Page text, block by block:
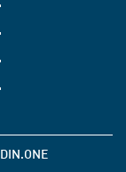
DIN.ONE